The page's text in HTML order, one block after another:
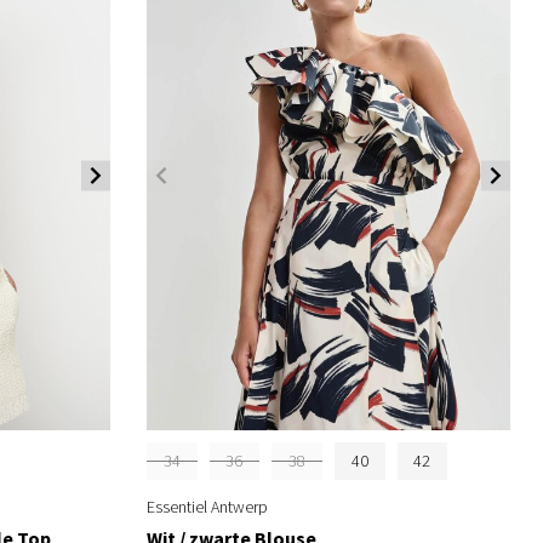
Top
34 36 38 40 42
Essentiel Antwerp
Wit / zwarte Blouse